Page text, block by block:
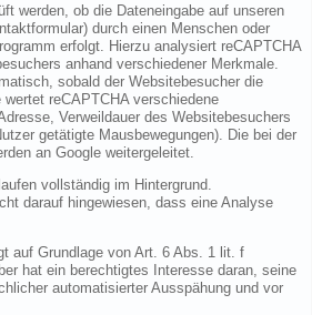
werden, ob die Dateneingabe auf unseren
durch einen Menschen oder
erfolgt. Hierzu analysiert reCAPTCHA
anhand verschiedener Merkmale.
sobald der Websitebesucher die
reCAPTCHA verschiedene
Verweildauer des Websitebesuchers
getätigte Mausbewegungen). Die bei der
an Google weitergeleitet.
vollständig im Hintergrund.
darauf hingewiesen, dass eine Analyse
auf Grundlage von Art. 6 Abs. 1 lit. f
hat ein berechtigtes Interesse daran, seine
automatisierter Ausspähung und vor